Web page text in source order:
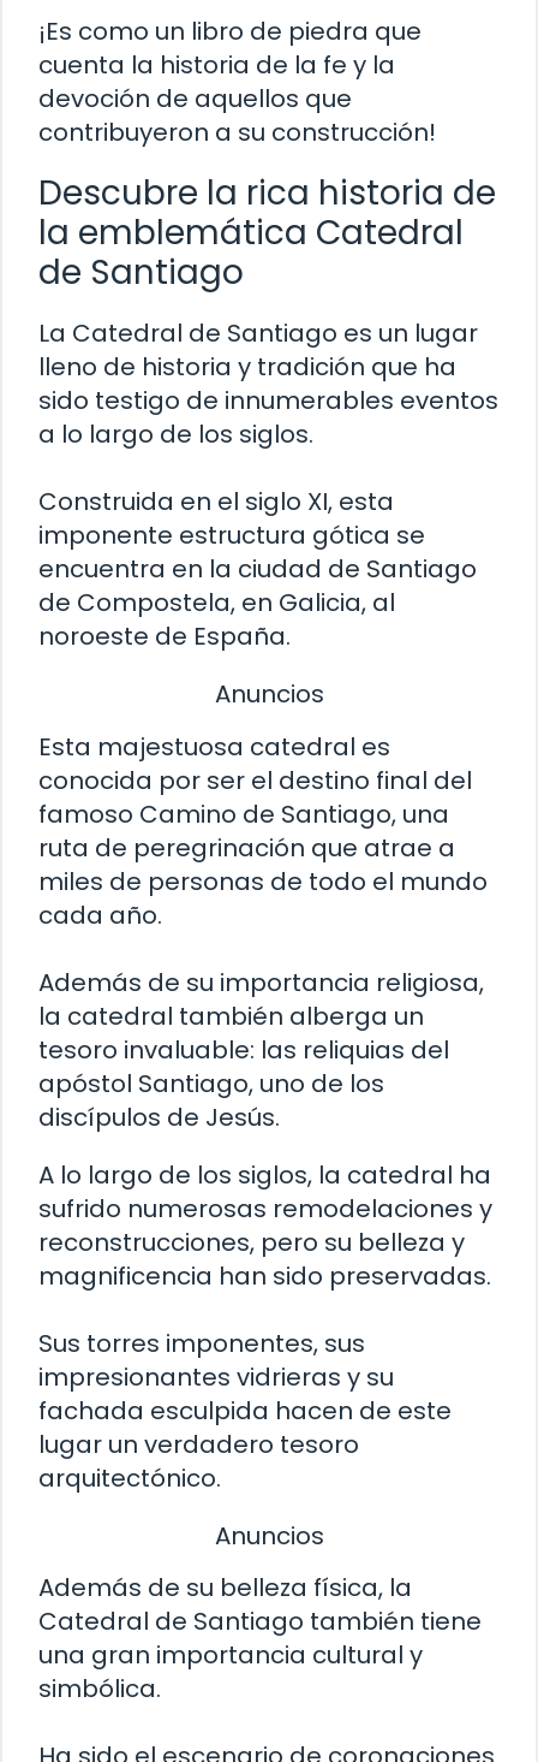
¡Es como un libro de piedra que
cuenta la historia de la fe y la
devoción de aquellos que
contribuyeron a su construcción!
Descubre la rica historia de
la emblemática Catedral
de Santiago
La Catedral de Santiago es un lugar
lleno de historia y tradición que ha
sido testigo de innumerables eventos
a lo largo de los siglos.
Construida en el siglo XI, esta
imponente estructura gótica se
encuentra en la ciudad de Santiago
de Compostela, en Galicia, al
noroeste de España.
Anuncios
Esta majestuosa catedral es
conocida por ser el destino final del
famoso Camino de Santiago, una
ruta de peregrinación que atrae a
miles de personas de todo el mundo
cada año.
Además de su importancia religiosa,
la catedral también alberga un
tesoro invaluable: las reliquias del
apóstol Santiago, uno de los
discípulos de Jesús.
A lo largo de los siglos, la catedral ha
sufrido numerosas remodelaciones y
reconstrucciones, pero su belleza y
magnificencia han sido preservadas.
Sus torres imponentes, sus
impresionantes vidrieras y su
fachada esculpida hacen de este
lugar un verdadero tesoro
arquitectónico.
Anuncios
Además de su belleza física, la
Catedral de Santiago también tiene
una gran importancia cultural y
simbólica.